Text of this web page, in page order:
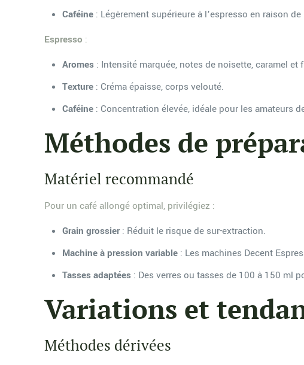
Caféine : Légèrement supérieure à l’espresso en raison
Espresso :
Aromes : Intensité marquée, notes de noisette, caramel et
Texture : Créma épaisse, corps velouté.
Caféine : Concentration élevée, idéale pour les amateurs
Méthodes de
Matériel recommandé
Pour un café allongé optimal, privilégiez :
Grain grossier: Réduit le risque de sur-extraction.
Machine à pression variable : Les machines Decent
Tasses adaptées : Des verres ou tasses de 100 à 150 ml
Variations et
Méthodes dérivées